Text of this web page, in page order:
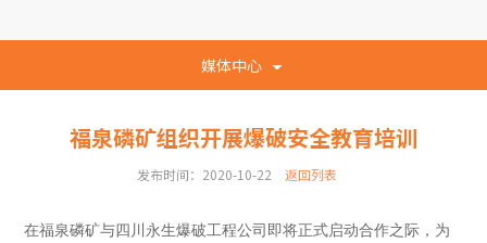
媒体中心
福泉磷矿组织开展爆破安全教育培训
发布时间：2020-10-22 返回列表
在福泉磷矿与四川永生爆破工程公司即将正式启动合作之际，为